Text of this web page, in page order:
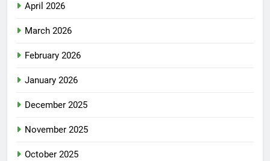
April 2026
March 2026
February 2026
January 2026
December 2025
November 2025
October 2025